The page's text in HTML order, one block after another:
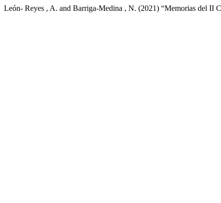
León- Reyes , A. and Barriga-Medina , N. (2021) “Memorias del II